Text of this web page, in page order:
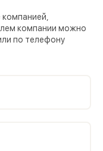
компанией,
компании можно
по телефону